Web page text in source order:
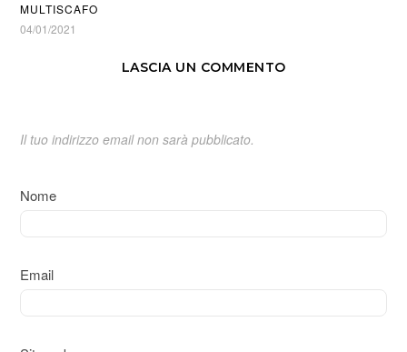
MULTISCAFO
04/01/2021
LASCIA UN COMMENTO
Il tuo indirizzo email non sarà pubblicato.
Nome
Email